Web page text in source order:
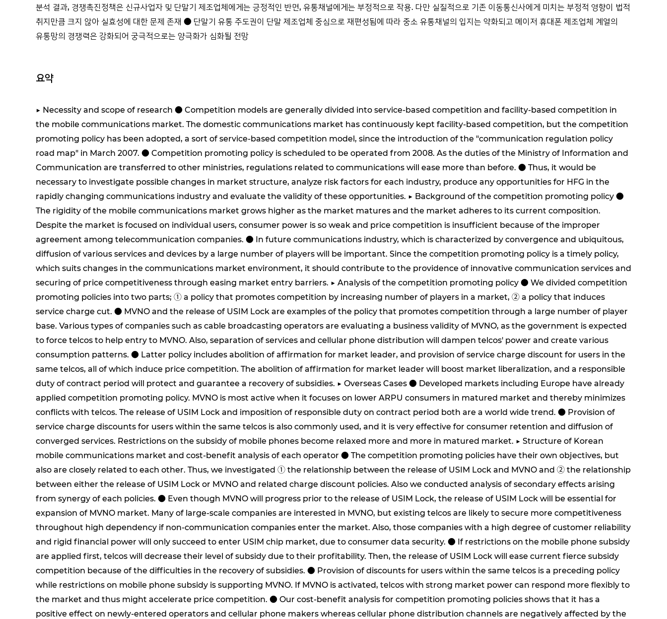
분석 결과, 경쟁촉진정책은 신규사업자 및 단말기 제조업체에게는 긍정적인 반면, 유통채널에게는 부정적으로 작용. 다만 실질적으로 기존 이동통신사에게 미치는 부정적 영향이 법적
취지만큼 크지 않아 실효성에 대한 문제 존재 ● 단말기 유통 주도권이 단말 제조업체 중심으로 재편성됨에 따라 중소 유통채널의 입지는 약화되고 메이저 휴대폰 제조업체 계열의
유통망의 경쟁력은 강화되어 궁극적으로는 양극화가 심화될 전망
요약
▶ Necessity and scope of research ● Competition models are generally divided into service-based competition and facility-based competition in
the mobile communications market. The domestic communications market has continuously kept facility-based competition, but the competition
promoting policy has been adopted, a sort of service-based competition model, since the introduction of the "communication regulation policy
road map" in March 2007. ● Competition promoting policy is scheduled to be operated from 2008. As the duties of the Ministry of Information and
Communication are transferred to other ministries, regulations related to communications will ease more than before. ● Thus, it would be
necessary to investigate possible changes in market structure, analyze risk factors for each industry, produce any opportunities for HFG in the
rapidly changing communications industry and evaluate the validity of these opportunities. ▶ Background of the competition promoting policy ●
The rigidity of the mobile communications market grows higher as the market matures and the market adheres to its current composition.
Despite the market is focused on individual users, consumer power is so weak and price competition is insufficient because of the improper
agreement among telecommunication companies. ● In future communications industry, which is characterized by convergence and ubiquitous,
diffusion of various services and devices by a large number of players will be important. Since the competition promoting policy is a timely policy,
which suits changes in the communications market environment, it should contribute to the providence of innovative communication services and
securing of price competitiveness through easing market entry barriers. ▶ Analysis of the competition promoting policy ● We divided competition
promoting policies into two parts; ① a policy that promotes competition by increasing number of players in a market, ② a policy that induces
service charge cut. ● MVNO and the release of USIM Lock are examples of the policy that promotes competition through a large number of player
base. Various types of companies such as cable broadcasting operators are evaluating a business validity of MVNO, as the government is expected
to force telcos to help entry to MVNO. Also, separation of services and cellular phone distribution will dampen telcos' power and create various
consumption patterns. ● Latter policy includes abolition of affirmation for market leader, and provision of service charge discount for users in the
same telcos, all of which induce price competition. The abolition of affirmation for market leader will boost market liberalization, and a responsible
duty of contract period will protect and guarantee a recovery of subsidies. ▶ Overseas Cases ● Developed markets including Europe have already
applied competition promoting policy. MVNO is most active when it focuses on lower ARPU consumers in matured market and thereby minimizes
conflicts with telcos. The release of USIM Lock and imposition of responsible duty on contract period both are a world wide trend. ● Provision of
service charge discounts for users within the same telcos is also commonly used, and it is very effective for consumer retention and diffusion of
converged services. Restrictions on the subsidy of mobile phones become relaxed more and more in matured market. ▶ Structure of Korean
mobile communications market and cost-benefit analysis of each operator ● The competition promoting policies have their own objectives, but
also are closely related to each other. Thus, we investigated ① the relationship between the release of USIM Lock and MVNO and ② the relationship
between either the release of USIM Lock or MVNO and related charge discount policies. Also we conducted analysis of secondary effects arising
from synergy of each policies. ● Even though MVNO will progress prior to the release of USIM Lock, the release of USIM Lock will be essential for
expansion of MVNO market. Many of large-scale companies are interested in MVNO, but existing telcos are likely to secure more competitiveness
throughout high dependency if non-communication companies enter the market. Also, those companies with a high degree of customer reliability
and rigid financial power will only succeed to enter USIM chip market, due to consumer data security. ● If restrictions on the mobile phone subsidy
are applied first, telcos will decrease their level of subsidy due to their profitability. Then, the release of USIM Lock will ease current fierce subsidy
competition because of the difficulties in the recovery of subsidies. ● Provision of discounts for users within the same telcos is a preceding policy
while restrictions on mobile phone subsidy is supporting MVNO. If MVNO is activated, telcos with strong market power can respond more flexibly to
the market and thus might accelerate price competition. ● Our cost-benefit analysis for competition promoting policies shows that it has a
positive effect on newly-entered operators and cellular phone makers whereas cellular phone distribution channels are negatively affected by the